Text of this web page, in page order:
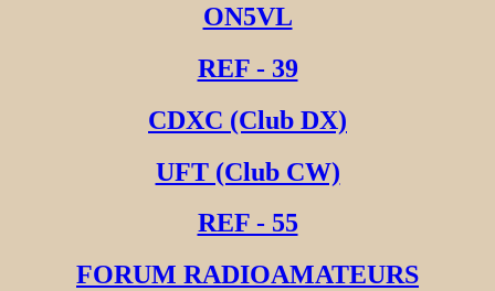
ON5VL
REF - 39
CDXC (Club DX)
UFT (Club CW)
REF - 55
FORUM RADIOAMATEURS